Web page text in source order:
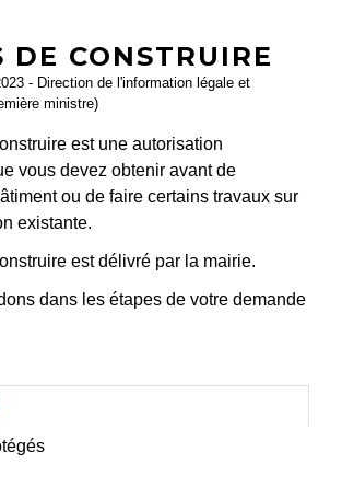
DE CONSTRUIRE
- Direction de l'information légale et
ministre)
est une autorisation
vous devez obtenir avant de
ou de faire certains travaux sur
existante.
est délivré par la mairie.
dans les étapes de votre demande